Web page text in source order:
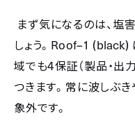
まず気になるのは、塩
しょう。 Roof–1 (black)
域でも4保証（製品・出
つきます。常に波しぶ
象外です。